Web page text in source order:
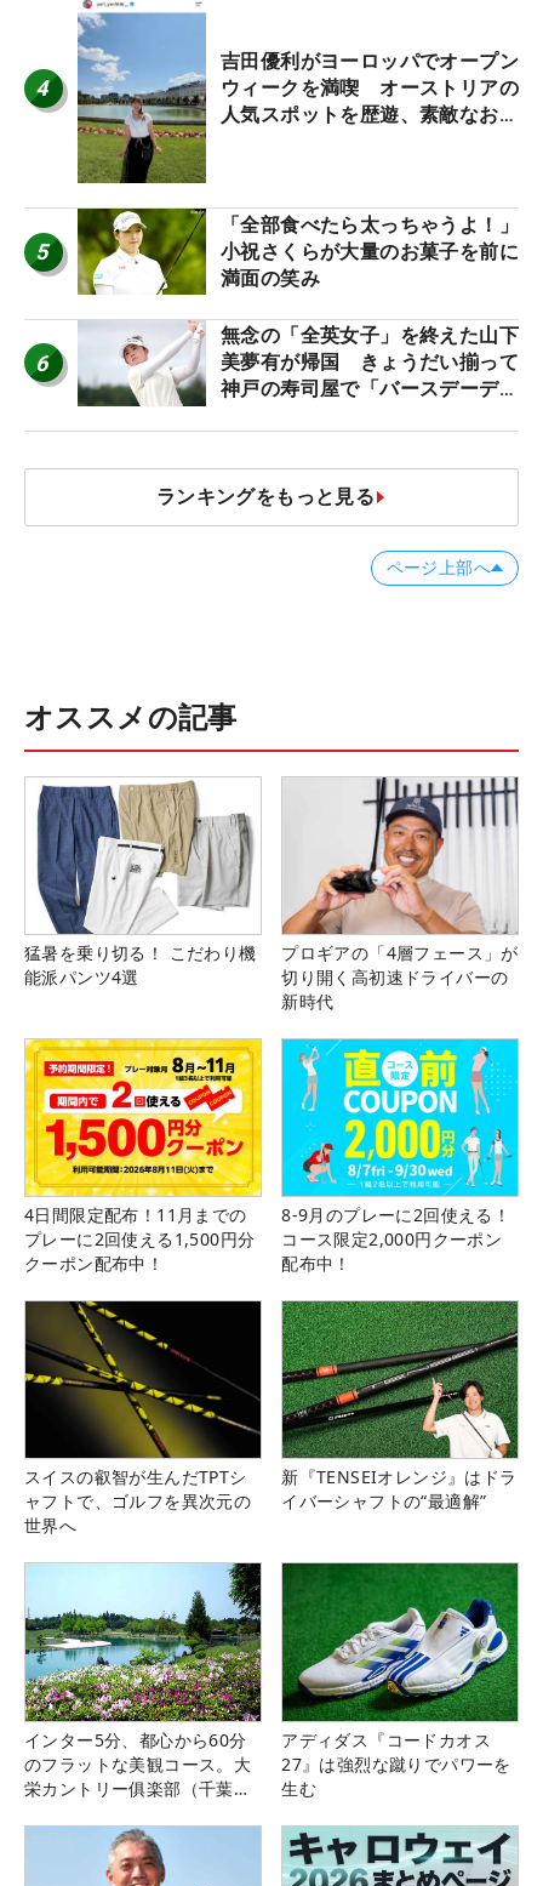
4
吉田優利がヨーロッパでオープン
ウィークを満喫 オーストリアの
人気スポットを歴遊、素敵なお土
5
「全部食べたら太っちゃうよ！」
小祝さくらが大量のお菓子を前に
満面の笑み
6
無念の「全英女子」を終えた山下
美夢有が帰国 きょうだい揃って
神戸の寿司屋で「バースデーディ
ランキングをもっと見る
ページ上部へ
オススメの記事
猛暑を乗り切る！ こだわり機
能派パンツ4選
プロギアの「4層フェース」が
切り開く高初速ドライバーの
新時代
4日間限定配布！11月までの
プレーに2回使える1,500円分
クーポン配布中！
8-9月のプレーに2回使える！
コース限定2,000円クーポン
配布中！
スイスの叡智が生んだTPTシ
ャフトで、ゴルフを異次元の
世界へ
新『TENSEIオレンジ』はドラ
イバーシャフトの“最適解”
インター5分、都心から60分
のフラットな美観コース。大
栄カントリー俱楽部（千葉
アディダス『コードカオス
27』は強烈な蹴りでパワーを
生む